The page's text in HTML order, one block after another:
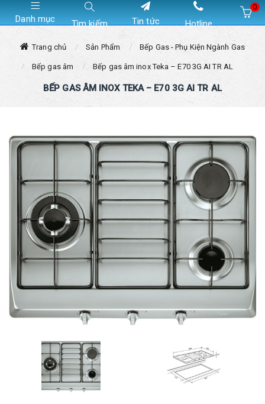
Danh mục Tìm kiếm Tin tức Hotline
0
Trang chủ Sản Phẩm Bếp Gas - Phụ Kiện Ngành Gas
Bếp gas âm Bếp gas âm inox Teka – E70 3G AI TR AL
BẾP GAS ÂM INOX TEKA – E70 3G AI TR AL